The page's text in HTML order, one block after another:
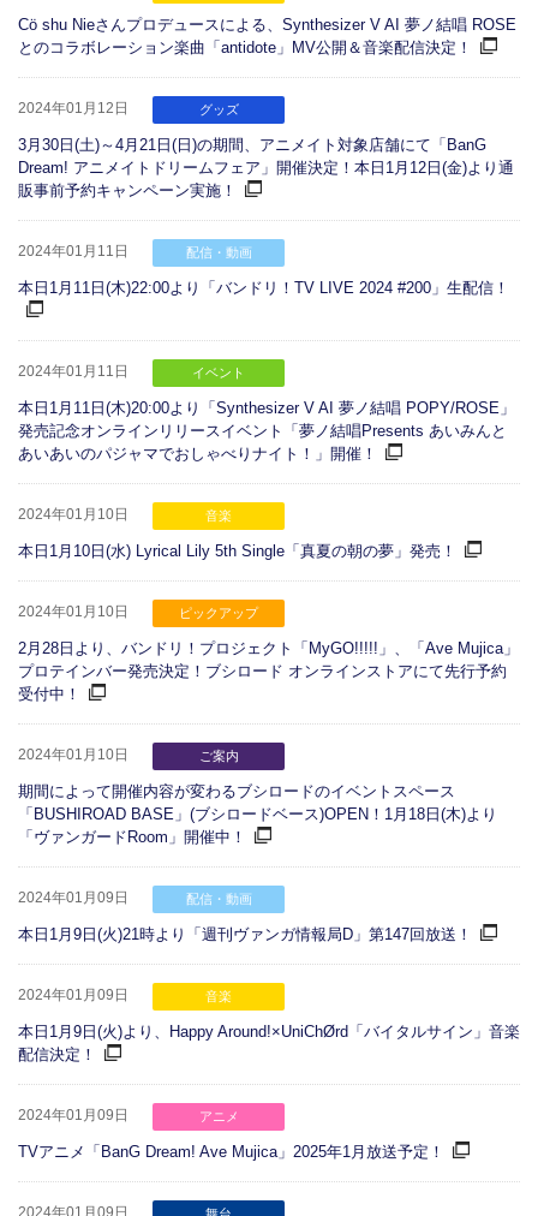
Cö shu Nieさんプロデュースによる、Synthesizer V AI 夢ノ結唱 ROSE
とのコラボレーション楽曲「antidote」MV公開＆音楽配信決定！
2024年01月12日 グッズ
3月30日(土)～4月21日(日)の期間、アニメイト対象店舗にて「BanG
Dream! アニメイトドリームフェア」開催決定！本日1月12日(金)より通
販事前予約キャンペーン実施！
2024年01月11日 配信・動画
本日1月11日(木)22:00より「バンドリ！TV LIVE 2024 #200」生配信！
2024年01月11日 イベント
本日1月11日(木)20:00より「Synthesizer V AI 夢ノ結唱 POPY/ROSE」
発売記念オンラインリリースイベント「夢ノ結唱Presents あいみんと
あいあいのパジャマでおしゃべりナイト！」開催！
2024年01月10日 音楽
本日1月10日(水) Lyrical Lily 5th Single「真夏の朝の夢」発売！
2024年01月10日 ピックアップ
2月28日より、バンドリ！プロジェクト「MyGO!!!!!」、「Ave Mujica」
プロテインバー発売決定！ブシロード オンラインストアにて先行予約
受付中！
2024年01月10日 ご案内
期間によって開催内容が変わるブシロードのイベントスペース
「BUSHIROAD BASE」(ブシロードベース)OPEN！1月18日(木)より
「ヴァンガードRoom」開催中！
2024年01月09日 配信・動画
本日1月9日(火)21時より「週刊ヴァンガ情報局D」第147回放送！
2024年01月09日 音楽
本日1月9日(火)より、Happy Around!×UniChØrd「バイタルサイン」音楽
配信決定！
2024年01月09日 アニメ
TVアニメ「BanG Dream! Ave Mujica」2025年1月放送予定！
2024年01月09日